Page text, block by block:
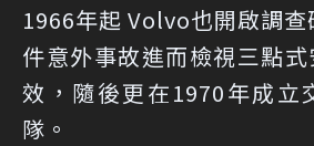
1966年起 Volvo也開啟調
件意外事故進而檢視三點
效，隨後更在1970年成立
隊。